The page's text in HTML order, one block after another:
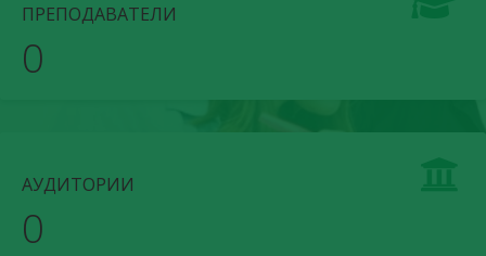
ПРЕПОДАВАТЕЛИ
0
АУДИТОРИИ
0